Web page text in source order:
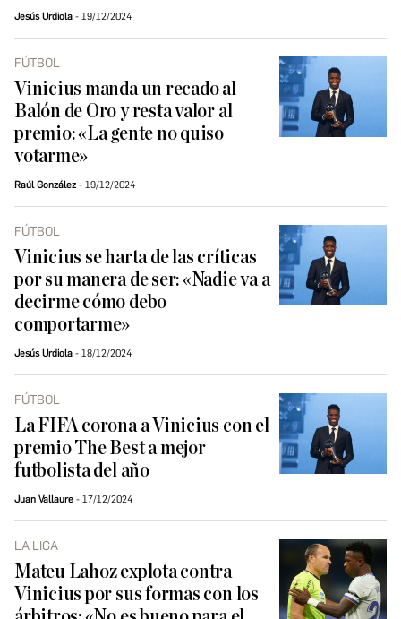
Jesús Urdiola 19/12/2024
FÚTBOL
Vinicius manda un recado al
Balón de Oro y resta valor al
premio: «La gente no quiso
votarme»
Raúl González 19/12/2024
FÚTBOL
Vinicius se harta de las críticas
por su manera de ser: «Nadie va a
decirme cómo debo
comportarme»
Jesús Urdiola 18/12/2024
FÚTBOL
La FIFA corona a Vinicius con el
premio The Best a mejor
futbolista del año
Juan Vallaure 17/12/2024
LA LIGA
Mateu Lahoz explota contra
Vinicius por sus formas con los